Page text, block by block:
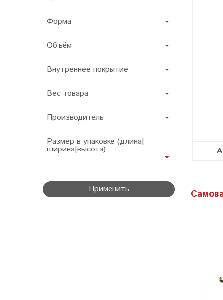
Форма
Объём
Внутреннее покрытие
Вес товара
Производитель
Размер в упаковке (длина|
ширина|высота)
Применить